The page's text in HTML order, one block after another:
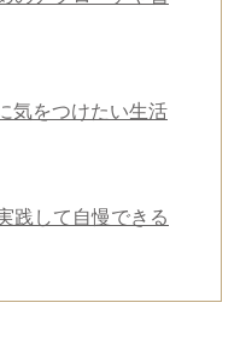
気をつけたい生活
践して自慢できる